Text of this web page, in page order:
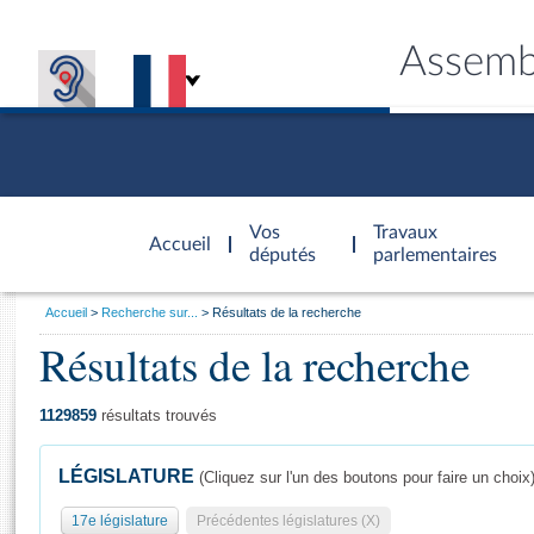
Accueil
d'accueil
Vos
députés
Travaux
parlementaires
Général
Vous
Accueil Recherche sur... Résultats de la recherche
Résultats de la recherche
1129859 résultats trouvés
LÉGISLATURE (Cliquez sur l'un des boutons pour faire un choix)
17e législature Précédentes législatures (X)